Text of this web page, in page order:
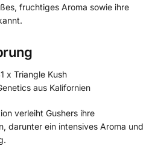
fruchtiges Aroma sowie ihre
x Triangle Kush
aus Kalifornien
verleiht Gushers ihre
darunter ein intensives Aroma und